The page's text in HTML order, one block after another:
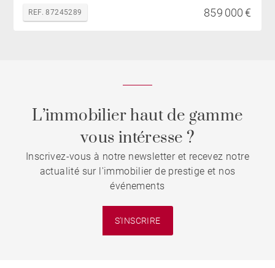
REF. 87245289 859 000 €
L’immobilier haut de gamme
vous intéresse ?
Inscrivez-vous à notre newsletter et recevez notre
actualité sur l'immobilier de prestige et nos
événements
S'INSCRIRE